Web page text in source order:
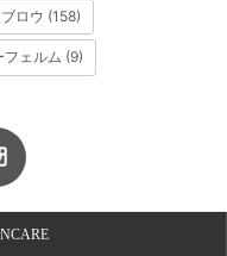
ロウ (158)
ェルム (9)